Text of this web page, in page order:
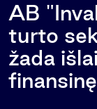
AB
turto
žada